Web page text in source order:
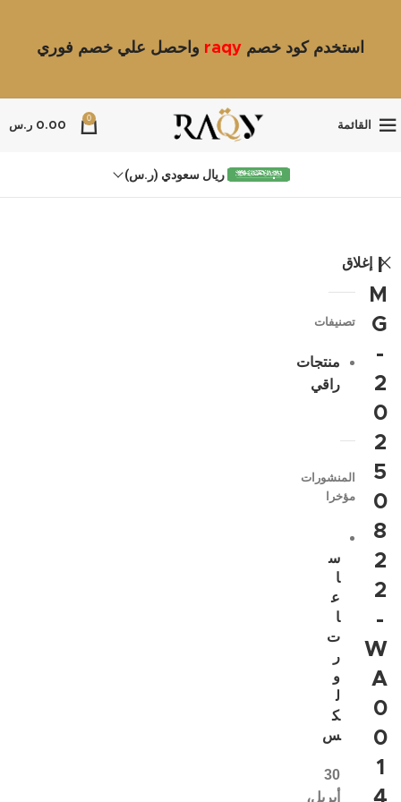
استخدم كود خصم raqy واحصل علي خصم فوري
القائمة
0
0.00 ر.س
ريال سعودي (ر.س)
I
M
G
-
2
0
2
5
0
8
2
2
-
W
A
0
0
1
4
إغلاق
تصنيفات
منتجات
راقي
المنشورات
مؤخرا
س
ا
ع
ا
ت
ر
و
ل
ك
س
30
أبريل،